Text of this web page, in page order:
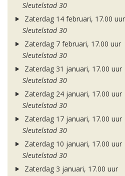
Sleutelstad 30
Zaterdag 14 februari, 17.00 uur
Sleutelstad 30
Zaterdag 7 februari, 17.00 uur
Sleutelstad 30
Zaterdag 31 januari, 17.00 uur
Sleutelstad 30
Zaterdag 24 januari, 17.00 uur
Sleutelstad 30
Zaterdag 17 januari, 17.00 uur
Sleutelstad 30
Zaterdag 10 januari, 17.00 uur
Sleutelstad 30
Zaterdag 3 januari, 17.00 uur